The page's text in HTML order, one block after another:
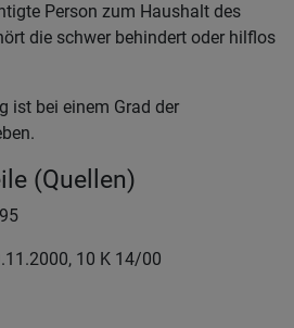
Person zum Haushalt des
die schwer behindert oder hilflos
ist bei einem Grad der
(Quellen)
10 K 14/00